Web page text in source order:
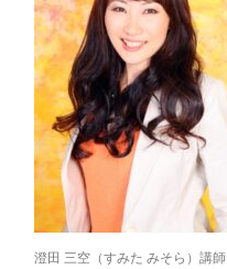
私たちの想い
澄田 三空（すみた みそら）講師